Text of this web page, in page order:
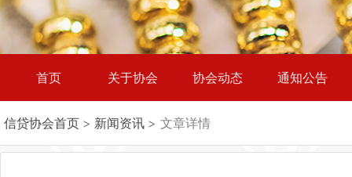
首页 关于协会 协会动态 通知公告
信贷协会首页 > 新闻资讯 > 文章详情